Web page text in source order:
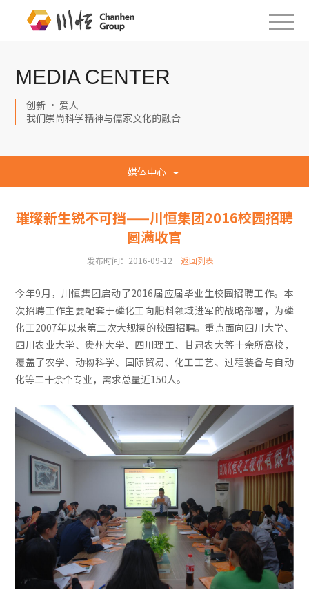
MEDIA CENTER
创新 · 爱人
我们崇尚科学精神与儒家文化的融合
媒体中心
璀璨新生锐不可挡——川恒集团2016校园招聘
圆满收官
发布时间：2016-09-12 返回列表
今年9月，川恒集团启动了2016届应届毕业生校园招聘工作。本
次招聘工作主要配套于磷化工向肥料领域进军的战略部署，为磷
化工2007年以来第二次大规模的校园招聘。重点面向四川大学、
四川农业大学、贵州大学、四川理工、甘肃农大等十余所高校，
覆盖了农学、动物科学、国际贸易、化工工艺、过程装备与自动
化等二十余个专业，需求总量近150人。